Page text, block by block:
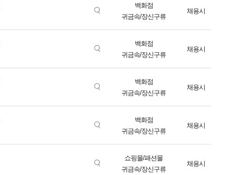
백화점
귀금속/장신구류
채용시
백화점
귀금속/장신구류
채용시
백화점
귀금속/장신구류
채용시
백화점
귀금속/장신구류
채용시
쇼핑몰/패션몰
귀금속/장신구류
채용시